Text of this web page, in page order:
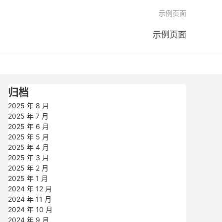
示例页面
示例页面
归档
2025 年 8 月
2025 年 7 月
2025 年 6 月
2025 年 5 月
2025 年 4 月
2025 年 3 月
2025 年 2 月
2025 年 1 月
2024 年 12 月
2024 年 11 月
2024 年 10 月
2024 年 9 月